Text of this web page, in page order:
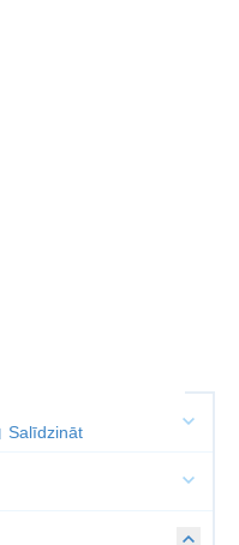
Salīdzināt